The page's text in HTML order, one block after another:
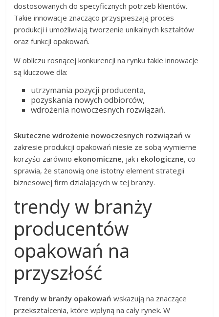
dostosowanych do specyficznych potrzeb klientów.
Takie innowacje znacząco przyspieszają proces
produkcji i umożliwiają tworzenie unikalnych kształtów
oraz funkcji opakowań.
W obliczu rosnącej konkurencji na rynku takie innowacje
są kluczowe dla:
utrzymania pozycji producenta,
pozyskania nowych odbiorców,
wdrożenia nowoczesnych rozwiązań.
Skuteczne wdrożenie nowoczesnych rozwiązań w
zakresie produkcji opakowań niesie ze sobą wymierne
korzyści zarówno ekonomiczne, jak i ekologiczne, co
sprawia, że stanowią one istotny element strategii
biznesowej firm działających w tej branży.
trendy w branży
producentów
opakowań na
przyszłość
Trendy w branży opakowań wskazują na znaczące
przekształcenia, które wpłyną na cały rynek. W